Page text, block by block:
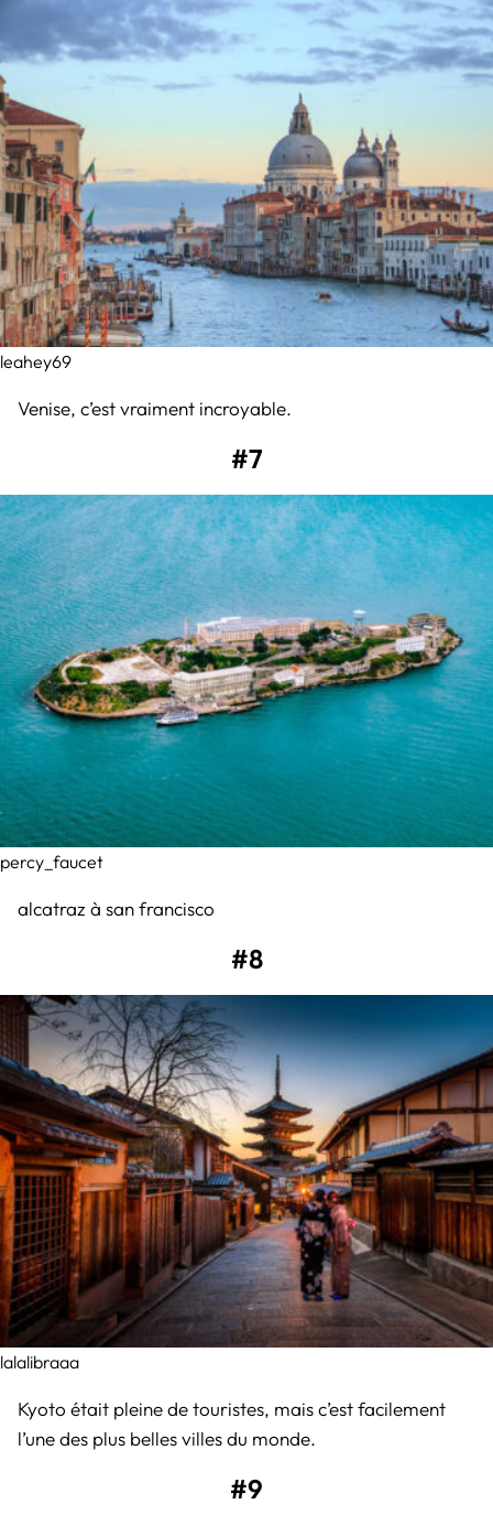
leahey69
Venise, c’est vraiment incroyable.
#7
percy_faucet
alcatraz à san francisco
#8
lalalibraaa
Kyoto était pleine de touristes, mais c’est facilement
l’une des plus belles villes du monde.
#9